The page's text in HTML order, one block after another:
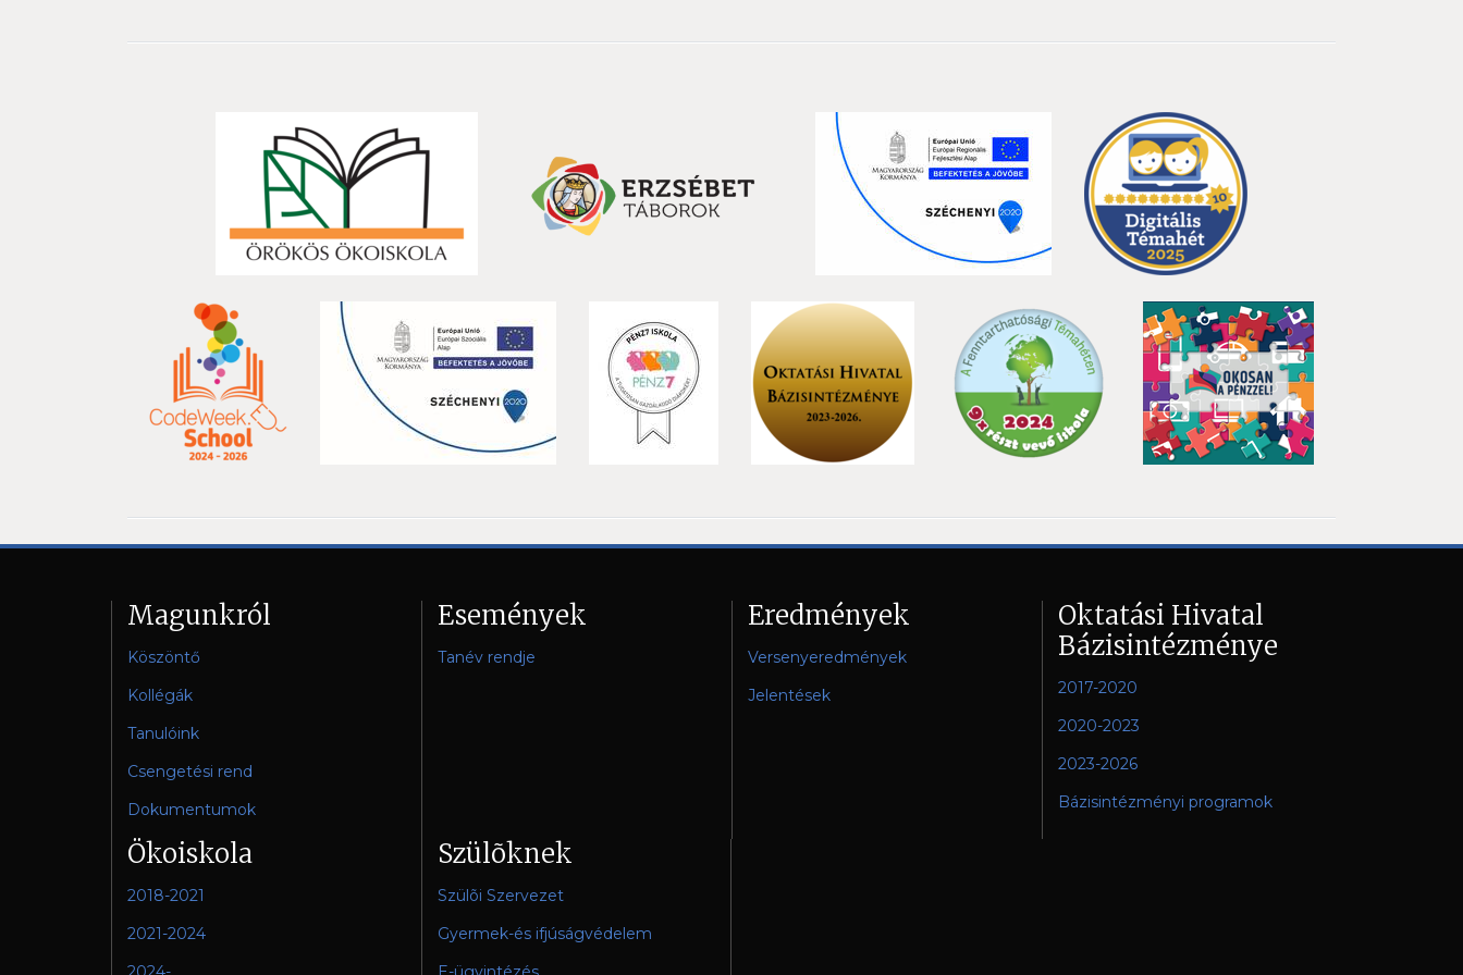
Magunkról
Köszöntő
Kollégák
Tanulóink
Csengetési rend
Dokumentumok
Események
Tanév rendje
Eredmények
Versenyeredmények
Jelentések
Oktatási Hivatal
Bázisintézménye
2017-2020
2020-2023
2023-2026
Bázisintézményi programok
Ökoiskola
2018-2021
2021-2024
Szülõknek
Szülõi Szervezet
Gyermek-és ifjúságvédelem